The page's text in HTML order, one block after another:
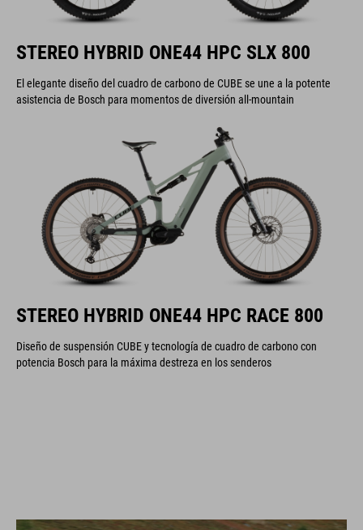
STEREO HYBRID ONE44 HPC SLX 800
El elegante diseño del cuadro de carbono de CUBE se une a la potente
asistencia de Bosch para momentos de diversión all-mountain
STEREO HYBRID ONE44 HPC RACE 800
Diseño de suspensión CUBE y tecnología de cuadro de carbono con
potencia Bosch para la máxima destreza en los senderos